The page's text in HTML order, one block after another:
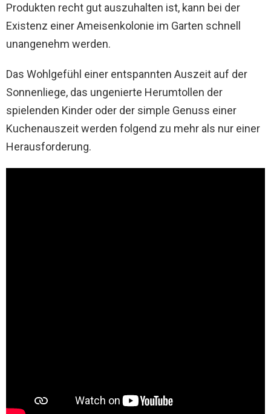
Produkten recht gut auszuhalten ist, kann bei der
Existenz einer Ameisenkolonie im Garten schnell
unangenehm werden.
Das Wohlgefühl einer entspannten Auszeit auf der
Sonnenliege, das ungenierte Herumtollen der
spielenden Kinder oder der simple Genuss einer
Kuchenauszeit werden folgend zu mehr als nur einer
Herausforderung.